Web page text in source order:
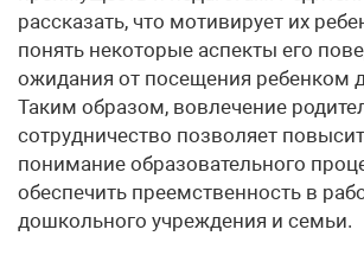
рассказать, что мотивирует их
понять некоторые аспекты его
ожидания от посещения ребенком
Таким образом, вовлечение
сотрудничество позволяет
понимание образовательного
обеспечить преемственность в
дошкольного учреждения и семьи.